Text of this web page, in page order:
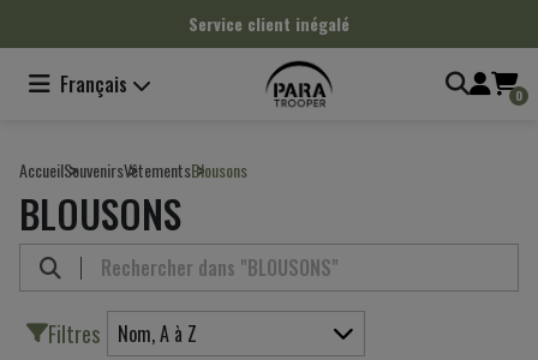
Service client inégalé
Français 0
AccueilSouvenirsVêtementsBlousons
BLOUSONS
Filtres Nom, A à Z